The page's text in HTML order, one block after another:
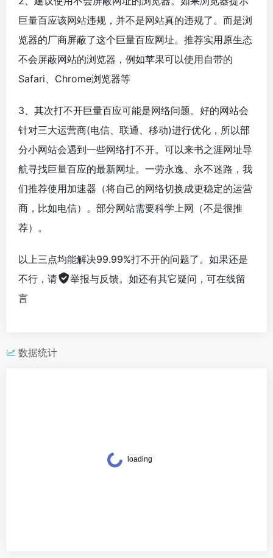
巨量百应该网站违规，并不是网站真的违规了。而是浏
览器的厂商屏蔽了这个巨量百应网址。推荐实用原生态
不会屏蔽网站的浏览器，例如苹果可以使用自带的
Safari、Chrome浏览器等
3、其次打不开巨量百应可能是网络问题。好的网站会
针对三大运营商(电信、联通、移动)进行优化，所以部
分小网站会遇到一些网络打不开。可以来书之涯网址导
航寻找巨量百应的最新网址。一劳永逸、永不迷路，我
们推荐使用加速器（将自己的网络切换成更稳定的运营
商，比如电信）。部分网站需要科学上网（不是很推
荐）。
以上三点均能解决99.99%打不开的问题了。如果还是
不行，请
举报与反馈。如还有其它疑问，可在线留
言
数据统计